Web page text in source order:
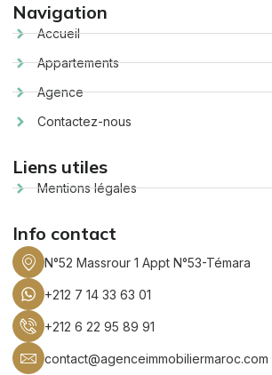
Navigation
Accueil
Appartements
Agence
Contactez-nous
Liens utiles
Mentions légales
Info contact
N°52 Massrour 1 Appt N°53-Témara
+212 7 14 33 63 01
+212 6 22 95 89 91
contact@agenceimmobiliermaroc.com